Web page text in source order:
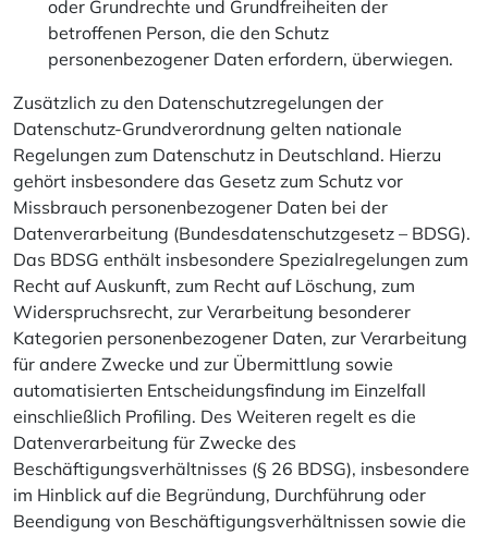
oder Grundrechte und Grundfreiheiten der
betroffenen Person, die den Schutz
personenbezogener Daten erfordern, überwiegen.
Zusätzlich zu den Datenschutzregelungen der
Datenschutz-Grundverordnung gelten nationale
Regelungen zum Datenschutz in Deutschland. Hierzu
gehört insbesondere das Gesetz zum Schutz vor
Missbrauch personenbezogener Daten bei der
Datenverarbeitung (Bundesdatenschutzgesetz – BDSG).
Das BDSG enthält insbesondere Spezialregelungen zum
Recht auf Auskunft, zum Recht auf Löschung, zum
Widerspruchsrecht, zur Verarbeitung besonderer
Kategorien personenbezogener Daten, zur Verarbeitung
für andere Zwecke und zur Übermittlung sowie
automatisierten Entscheidungsfindung im Einzelfall
einschließlich Profiling. Des Weiteren regelt es die
Datenverarbeitung für Zwecke des
Beschäftigungsverhältnisses (§ 26 BDSG), insbesondere
im Hinblick auf die Begründung, Durchführung oder
Beendigung von Beschäftigungsverhältnissen sowie die